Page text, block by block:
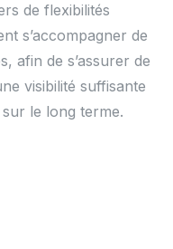
de flexibilités
s’accompagner de
afin de s’assurer de
visibilité suffisante
le long terme.